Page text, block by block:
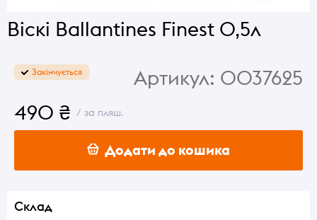
Віскі Ballantines Finest 0,5л
Закінчується Артикул: 0037625
490 ₴ / за пляш.
Додати до кошика
Склад